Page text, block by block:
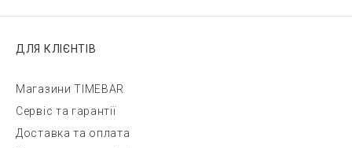
ДЛЯ КЛІЄНТІВ
Магазини TIMEBAR
Сервіс та гарантії
Доставка та оплата